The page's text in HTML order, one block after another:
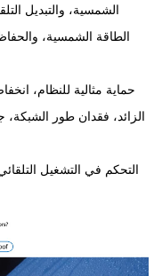
الشمسية، والتبديل
الطاقة الشمسية،
الزائد، فقدان طور
8. التحكم في التشغيل